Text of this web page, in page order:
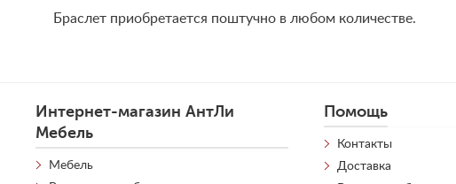
Браслет приобретается поштучно в любом количестве.
Интернет-магазин АнтЛи
Мебель
Мебель
Помощь
Контакты
Доставка